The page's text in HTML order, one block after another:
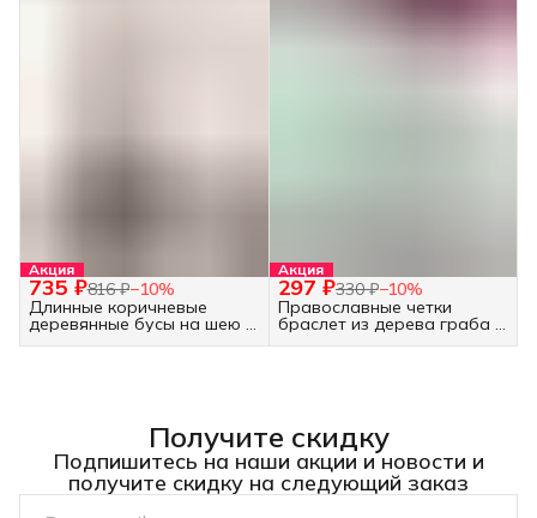
Акция
735 ₽816 ₽−10%
Длинные коричневые
деревянные бусы на шею -
Акция
297 ₽330 ₽−10%
Православные четки
браслет из дерева граба -
Получите скидку
Подпишитесь на наши акции и новости и
получите скидку на следующий заказ